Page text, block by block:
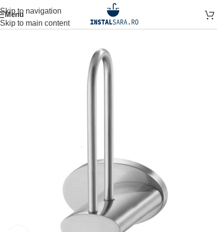
Skip to navigation
Skip to main content
Menu
Prima pagină ACCESORII BAIE ACCESORIU DE PERETE